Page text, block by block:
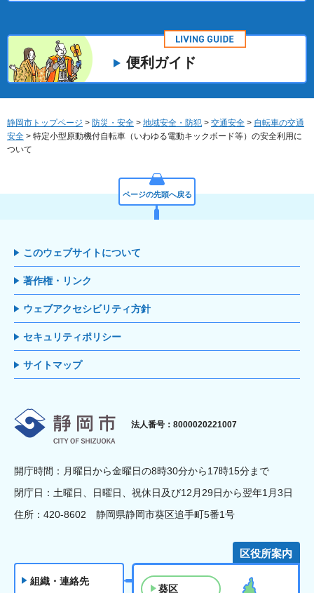
便利ガイド
静岡市トップページ > 防災・安全 > 地域安全・防犯 > 交通安全 > 自転車の交通
安全 > 特定小型原動機付自転車（いわゆる電動キックボード等）の安全利用に
ついて
ページの先頭へ戻る
このウェブサイトについて
著作権・リンク
ウェブアクセシビリティ方針
セキュリティポリシー
サイトマップ
静岡市
法人番号：8000020221007
開庁時間：月曜日から金曜日の8時30分から17時15分まで
閉庁日：土曜日、日曜日、祝休日及び12月29日から翌年1月3日
住所：420-8602 静岡県静岡市葵区追手町5番1号
組織・連絡先
区役所案内
葵区